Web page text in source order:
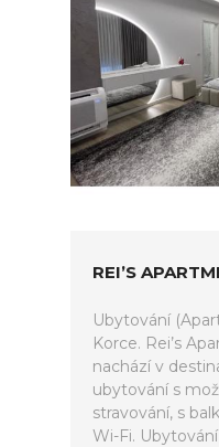
REI’S
Ubytování
Korce. Rei’s
nachází v
ubytování s
stravování, s
Wi-Fi.